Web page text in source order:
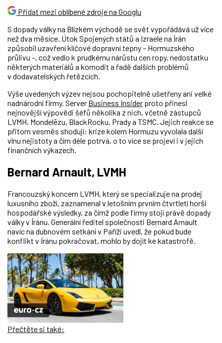
Přidat mezi oblíbené zdroje na Googlu
S dopady války na Blízkém východě se svět vypořádává už více
než dva měsíce. Útok Spojených států a Izraele na Írán
způsobil uzavření klíčové dopravní tepny – Hormuzského
průlivu –, což vedlo k prudkému nárůstu cen ropy, nedostatku
některých materiálů a komodit a řadě dalších problémů
v dodavatelských řetězcích.
Výše uvedených výzev nejsou pochopitelně ušetřeny ani velké
nadnárodní firmy. Server Business Insider proto přinesl
nejnovější výpovědi šéfů několika z nich, včetně zástupců
LVMH, Mondelēzu, BlackRocku, Prady a TSMC. Jejich reakce se
přitom vesměs shodují: krize kolem Hormuzu vyvolala další
vlnu nejistoty a čím déle potrvá, o to více se projeví i v jejich
finančních výkazech.
Bernard Arnault, LVMH
Francouzský koncern LVMH, který se specializuje na prodej
luxusního zboží, zaznamenal v letošním prvním čtvrtletí horší
hospodářské výsledky, za čímž podle firmy stojí právě dopady
války v Íránu. Generální ředitel společnosti Bernard Arnault
navíc na dubnovém setkání v Paříži uvedl, že pokud bude
konflikt v Íránu pokračovat, mohlo by dojít ke katastrofě.
Přečtěte si také: